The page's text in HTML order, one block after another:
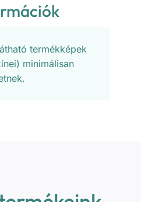
termékképek
minimálisan